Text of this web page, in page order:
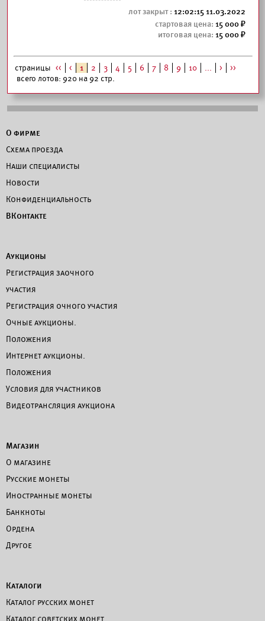
12:02:15 11.03.2022
15 000
15 000
страницы << < 1 2 3 4 5 6 7 8 9 10 ... >
>>
всего лотов: 920 на 92 стр.
О фирме
Схема проезда
Наши специалисты
Новости
Конфиденциальность
ВКонтакте
Аукционы
Регистрация заочного
участия
Регистрация очного участия
Очные аукционы.
Положения
Интернет аукционы.
Положения
Условия для участников
Видеотрансляция аукциона
Магазин
О магазине
Русские монеты
Иностранные монеты
Банкноты
Ордена
Другое
Каталоги
Каталог русских монет
Каталог советских монет